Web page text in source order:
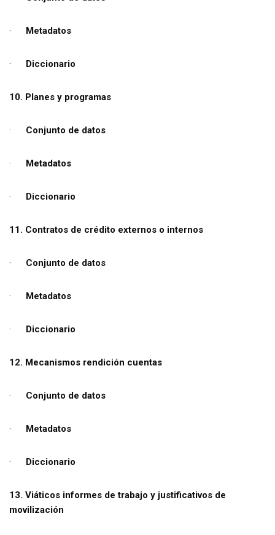
· Metadatos
· Diccionario
10. Planes y programas
· Conjunto de datos
· Metadatos
· Diccionario
11. Contratos de crédito externos o internos
· Conjunto de datos
· Metadatos
· Diccionario
12. Mecanismos rendición cuentas
· Conjunto de datos
· Metadatos
· Diccionario
13. Viáticos informes de trabajo y justificativos de
movilización